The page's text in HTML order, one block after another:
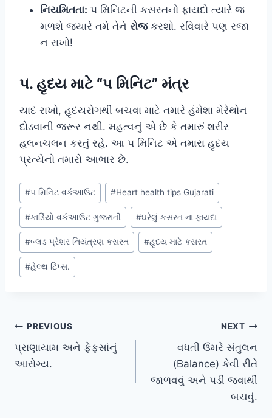
નિયમિતતા: ૫ મિનિટની કસરતનો ફાયદો ત્યારે જ
મળશે જ્યારે તમે તેને રોજકરશો. રવિવારે પણ રજા
ન રાખો!
૫. હૃદય માટે “૫ મિનિટ” મંત્ર
યાદ રાખો, હૃદયરોગથી બચવા માટે તમારે હંમેશા મેરેથોન
દોડવાની જરૂર નથી. મહત્વનું એ છે કે તમારું શરીર
હલનચલન કરતું રહે. આ ૫ મિનિટ એ તમારા હૃદય
પ્રત્યેનો તમારો આભાર છે.
Post
Tags:
#૫ મિનિટ વર્કઆઉટ #Heart health tips Gujarati
#કાર્ડિયો વર્કઆઉટ ગુજરાતી #ઘરેલું કસરત ના ફાયદા
#બ્લડ પ્રેશર નિયંત્રણ કસરત #હૃદય માટે કસરત
#હેલ્થ ટિપ્સ.
Post
navigation
PREVIOUS
પ્રાણાયામ અને ફેફસાંનું
આરોગ્ય.
NEXT
વધતી ઉંમરે સંતુલન
(Balance) કેવી રીતે
જાળવવું અને પડી જવાથી
બચવું.